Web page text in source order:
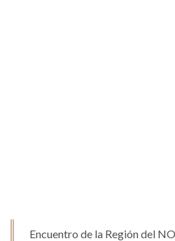
Encuentro de la Región del